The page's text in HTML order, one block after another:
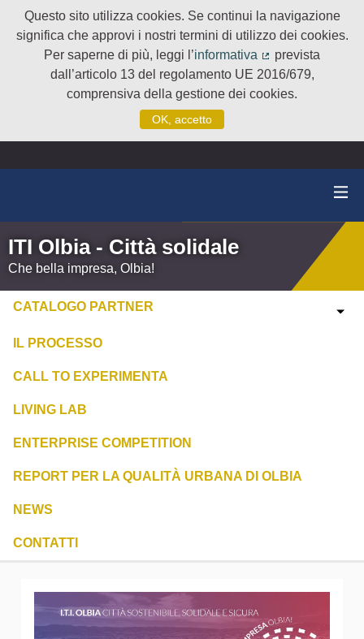
Questo sito utilizza cookies. Se continui la navigazione
significa che approvi i nostri termini di utilizzo dei cookies.
Per saperne di più, leggi l’informativa
(Collegamento
prevista
dall’articolo 13 del regolamento UE 2016/679,
comprensiva della gestione dei cookies.
OK, accetto
ITI Olbia - Città solidale
Che bella impresa, Olbia!
CATALOGO PARTNER
IL PROCESSO
CALL TO EXPERIMENTA
LIVING LAB
ENTERPRISE COMPETITION
REPORT PER LA QUALITÀ URBANA DI OLBIA
NEWS
CONTATTI